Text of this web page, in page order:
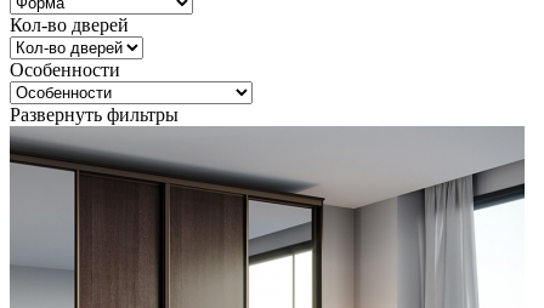
Кол-во дверей
Особенности
Развернуть фильтры